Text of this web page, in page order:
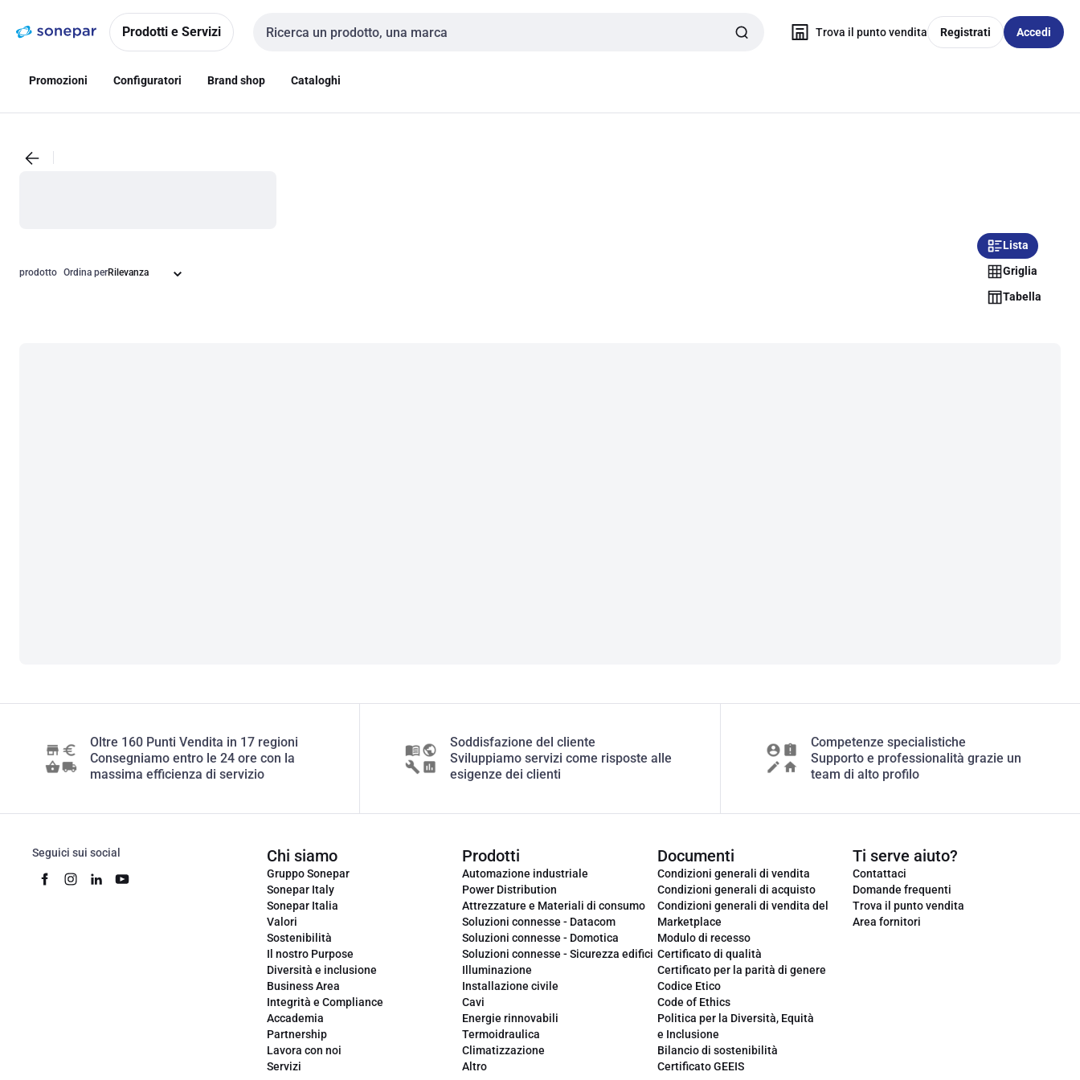
navigazionealla
Prodotti e Servizi
Cerca input
Trova il punto vendita Registrati Accedi
Promozioni Configuratori Brand shop Cataloghi
prodotto Ordina per
Lista
Griglia
Tabella
Oltre 160 Punti Vendita in 17 regioni
Consegniamo entro le 24 ore con la
massima efficienza di servizio
Soddisfazione del cliente
Sviluppiamo servizi come risposte alle
esigenze dei clienti
Competenze specialistiche
Supporto e professionalità grazie un
team di alto profilo
Seguici sui social Chi siamo
Gruppo Sonepar
Sonepar Italy
Sonepar Italia
Valori
Sostenibilità
Il nostro Purpose
Diversità e inclusione
Business Area
Integrità e Compliance
Accademia
Partnership
Lavora con noi
Servizi
Prodotti
Automazione industriale
Power Distribution
Attrezzature e Materiali di consumo
Soluzioni connesse - Datacom
Soluzioni connesse - Domotica
Soluzioni connesse - Sicurezza edifici
Illuminazione
Installazione civile
Cavi
Energie rinnovabili
Termoidraulica
Climatizzazione
Altro
Documenti
Condizioni generali di vendita
Condizioni generali di acquisto
Condizioni generali di vendita del
Marketplace
Modulo di recesso
Certificato di qualità
Certificato per la parità di genere
Codice Etico
Code of Ethics
Politica per la Diversità, Equità
e Inclusione
Bilancio di sostenibilità
Certificato GEEIS
Ti serve aiuto?
Contattaci
Domande frequenti
Trova il punto vendita
Area fornitori